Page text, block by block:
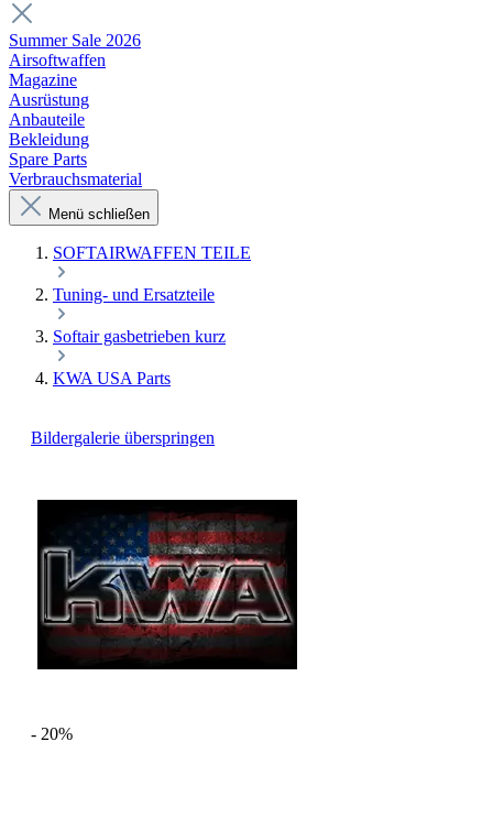
Summer Sale 2026
Airsoftwaffen
Magazine
Ausrüstung
Anbauteile
Bekleidung
Spare Parts
Verbrauchsmaterial
Menü schließen
SOFTAIRWAFFEN TEILE
Tuning- und Ersatzteile
Softair gasbetrieben kurz
KWA USA Parts
Bildergalerie überspringen
- 20%